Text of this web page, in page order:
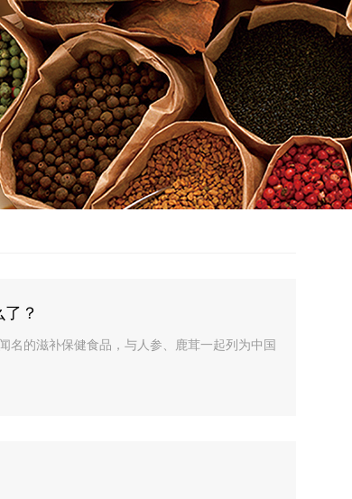
？
名的滋补保健食品，与人参、鹿茸一起列为中国